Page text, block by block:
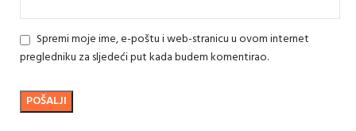
Spremi moje ime, e-poštu i web-stranicu u ovom internet
pregledniku za sljedeći put kada budem komentirao.